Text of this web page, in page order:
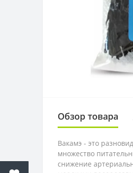
Обзор товара
Вакамэ - это
множество
снижение